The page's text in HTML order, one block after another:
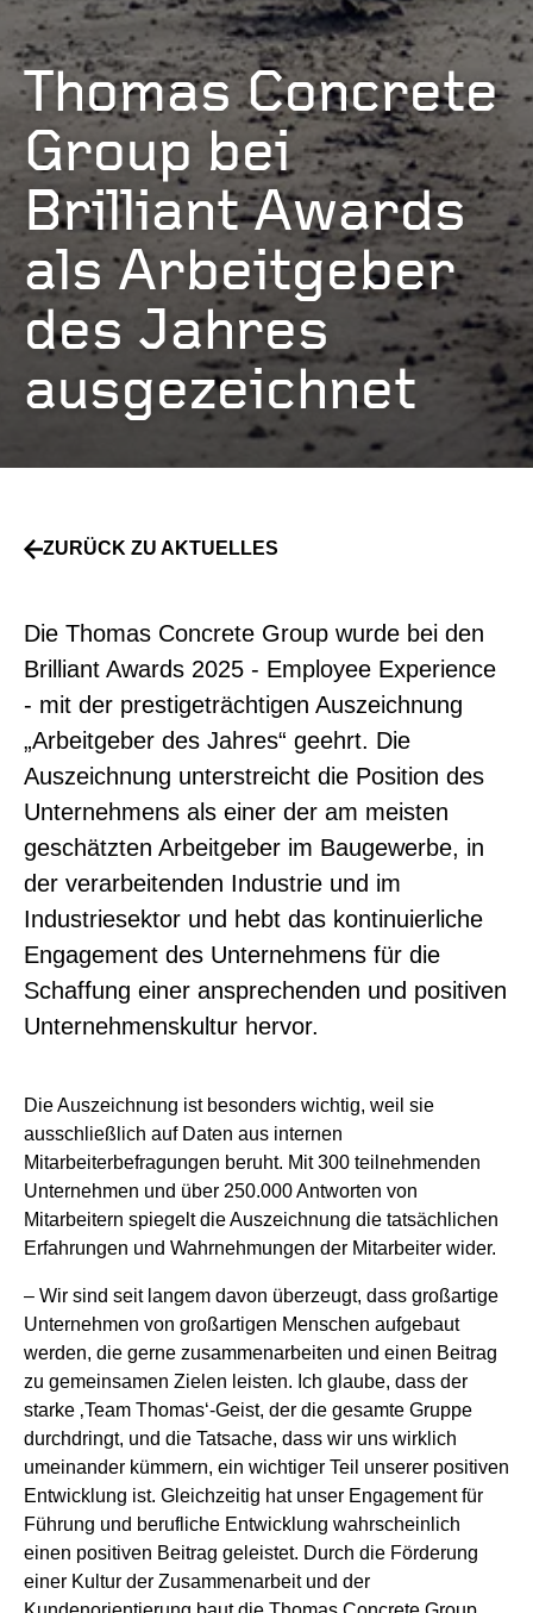
Thomas Concrete
Group bei
Brilliant Awards
als Arbeitgeber
des Jahres
ausgezeichnet
ZURÜCK ZU AKTUELLES
Die Thomas Concrete Group wurde bei den
Brilliant Awards 2025 - Employee Experience
- mit der prestigeträchtigen Auszeichnung
„Arbeitgeber des Jahres“ geehrt. Die
Auszeichnung unterstreicht die Position des
Unternehmens als einer der am meisten
geschätzten Arbeitgeber im Baugewerbe, in
der verarbeitenden Industrie und im
Industriesektor und hebt das kontinuierliche
Engagement des Unternehmens für die
Schaffung einer ansprechenden und positiven
Unternehmenskultur hervor.
Die Auszeichnung ist besonders wichtig, weil sie
ausschließlich auf Daten aus internen
Mitarbeiterbefragungen beruht. Mit 300 teilnehmenden
Unternehmen und über 250.000 Antworten von
Mitarbeitern spiegelt die Auszeichnung die tatsächlichen
Erfahrungen und Wahrnehmungen der Mitarbeiter wider.
– Wir sind seit langem davon überzeugt, dass großartige
Unternehmen von großartigen Menschen aufgebaut
werden, die gerne zusammenarbeiten und einen Beitrag
zu gemeinsamen Zielen leisten. Ich glaube, dass der
starke ‚Team Thomas‘-Geist, der die gesamte Gruppe
durchdringt, und die Tatsache, dass wir uns wirklich
umeinander kümmern, ein wichtiger Teil unserer positiven
Entwicklung ist. Gleichzeitig hat unser Engagement für
Führung und berufliche Entwicklung wahrscheinlich
einen positiven Beitrag geleistet. Durch die Förderung
einer Kultur der Zusammenarbeit und der